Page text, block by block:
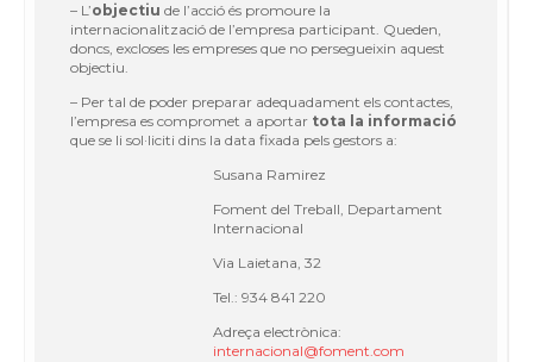
– L’objectiu de l’acció és promoure la
internacionalització de l’empresa participant. Queden,
doncs, excloses les empreses que no persegueixin aquest
objectiu.
– Per tal de poder preparar adequadament els contactes,
l’empresa es compromet a aportar tota la informació
que se li sol·liciti dins la data fixada pels gestors a:
Susana Ramirez
Foment del Treball, Departament
Internacional
Via Laietana, 32
Tel.: 934 841 220
Adreça electrònica:
internacional@foment.com